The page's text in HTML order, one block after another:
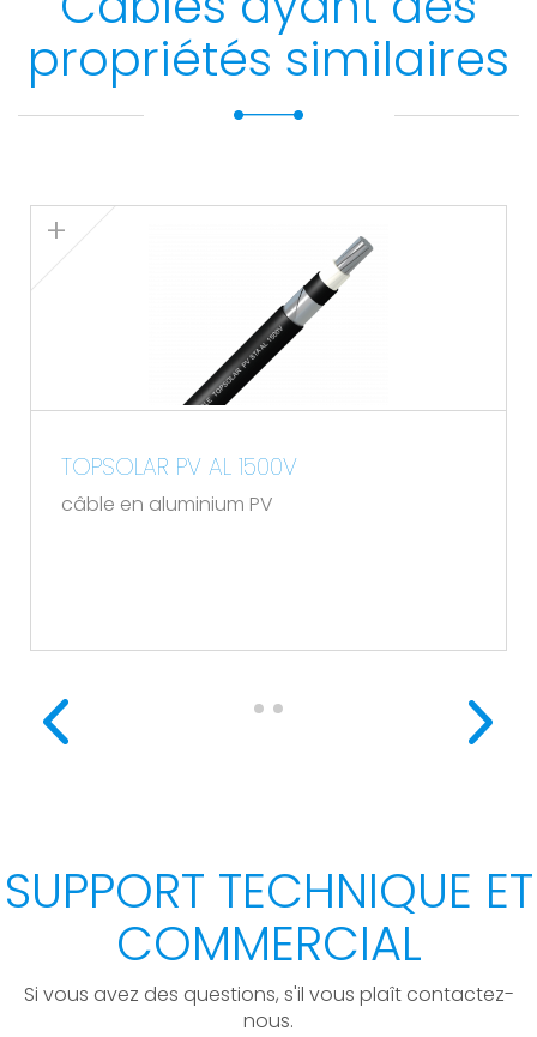
propriétés similaires
TOPSOLAR PV AL 1500V
câble en aluminium PV
SUPPORT TECHNIQUE ET
COMMERCIAL
Si vous avez des questions, s'il vous plaît contactez-
nous.